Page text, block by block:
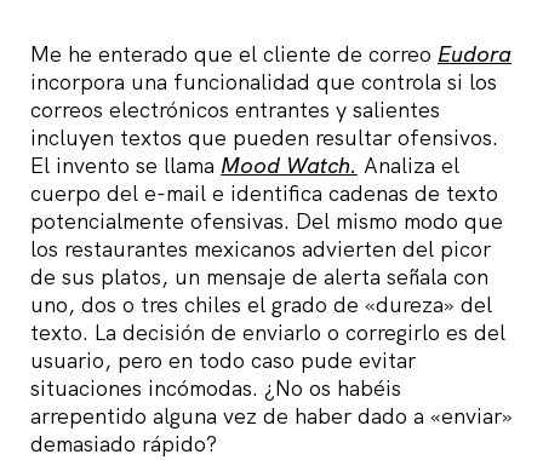
Me he enterado que el cliente de correo Eudora
incorpora una funcionalidad que controla si los
correos electrónicos entrantes y salientes
incluyen textos que pueden resultar ofensivos.
El invento se llama Mood Watch. Analiza el
cuerpo del e-mail e identifica cadenas de texto
potencialmente ofensivas. Del mismo modo que
los restaurantes mexicanos advierten del picor
de sus platos, un mensaje de alerta señala con
uno, dos o tres chiles el grado de «dureza» del
texto. La decisión de enviarlo o corregirlo es del
usuario, pero en todo caso pude evitar
situaciones incómodas. ¿No os habéis
arrepentido alguna vez de haber dado a «enviar»
demasiado rápido?